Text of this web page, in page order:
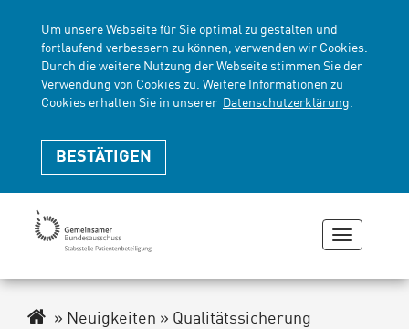
Um unsere Webseite für Sie optimal zu gestalten und
fortlaufend verbessern zu können, verwenden wir Cookies.
Durch die weitere Nutzung der Webseite stimmen Sie der
Verwendung von Cookies zu. Weitere Informationen zu
Cookies erhalten Sie in unserer Datenschutzerklärung.
BESTÄTIGEN
oder
Navigationspfad
Neuigkeiten
Qualitätssicherung